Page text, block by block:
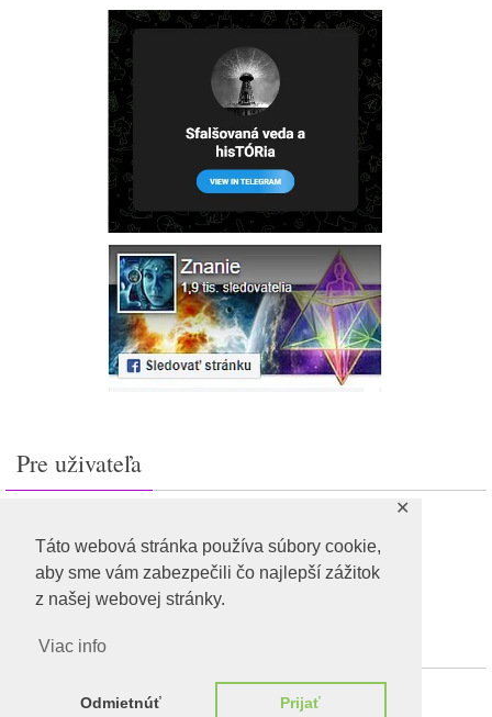
Táto webová stránka používa súbory cookie,
aby sme vám zabezpečili čo najlepší zážitok
z našej webovej stránky.
Viac info
Odmietnúť Prijať
✕
Pre uživateľa
Feed záznamov
RSS feed komentárov
WordPress.org